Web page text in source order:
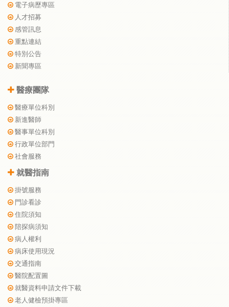
電子病歷專區
人才招募
感管訊息
重點連結
特別公告
新聞專區
醫療團隊
醫療單位科別
新進醫師
醫事單位科別
行政單位部門
社會服務
就醫指南
掛號服務
門診看診
住院須知
陪探病須知
病人權利
病床使用現況
交通指南
醫院配置圖
就醫資料申請文件下載
老人健檢預掛專區